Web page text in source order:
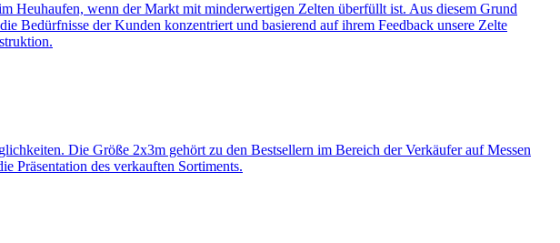
Heuhaufen, wenn der Markt mit minderwertigen Zelten überfüllt ist. Aus diesem Grund
Bedürfnisse der Kunden konzentriert und basierend auf ihrem Feedback unsere Zelte
Die Größe 2x3m gehört zu den Bestsellern im Bereich der Verkäufer auf Messen
Präsentation des verkauften Sortiments.